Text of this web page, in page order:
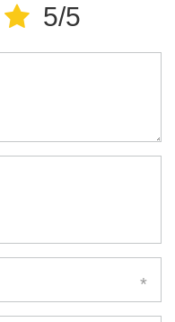
5/5